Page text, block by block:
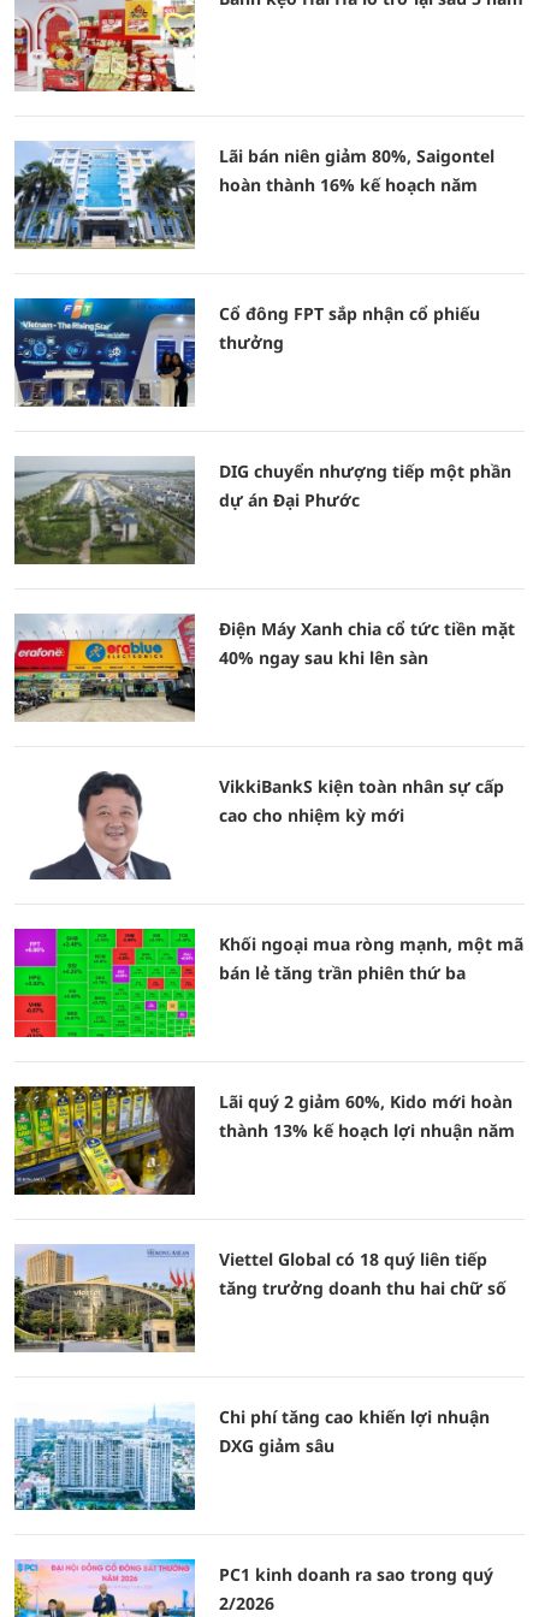
Lãi bán niên giảm 80%, Saigontel
hoàn thành 16% kế hoạch năm
Cổ đông FPT sắp nhận cổ phiếu
thưởng
DIG chuyển nhượng tiếp một phần
dự án Đại Phước
Điện Máy Xanh chia cổ tức tiền mặt
40% ngay sau khi lên sàn
VikkiBankS kiện toàn nhân sự cấp
cao cho nhiệm kỳ mới
Khối ngoại mua ròng mạnh, một mã
bán lẻ tăng trần phiên thứ ba
Lãi quý 2 giảm 60%, Kido mới hoàn
thành 13% kế hoạch lợi nhuận năm
Viettel Global có 18 quý liên tiếp
tăng trưởng doanh thu hai chữ số
Chi phí tăng cao khiến lợi nhuận
DXG giảm sâu
PC1 kinh doanh ra sao trong quý
2/2026